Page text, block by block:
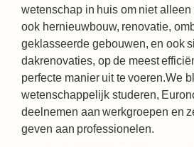
wetenschap in huis om niet
ook hernieuwbouw, renovatie,
geklasseerde gebouwen, en ook
dakrenovaties, op de meest
perfecte manier uit te voeren.We
wetenschappelijk studeren,
deelnemen aan werkgroepen en
geven aan professionelen.